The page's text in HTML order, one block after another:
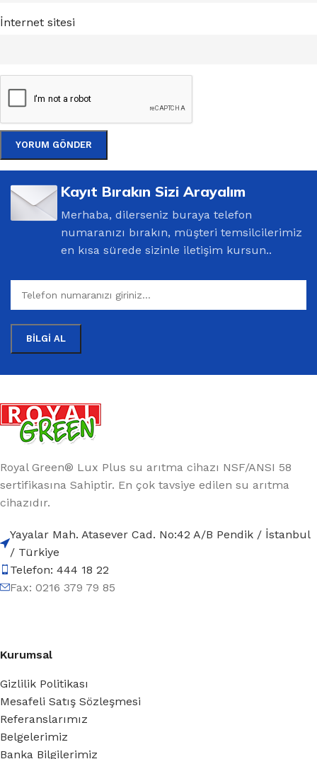
İnternet sitesi
Kayıt Bırakın Sizi Arayalım
Merhaba, dilerseniz buraya telefon
numaranızı bırakın, müşteri temsilcilerimiz
en kısa sürede sizinle iletişim kursun..
Royal Green® Lux Plus su arıtma cihazı NSF/ANSI 58
sertifikasına Sahiptir. En çok tavsiye edilen su arıtma
cihazıdır.
Yayalar Mah. Atasever Cad. No:42 A/B Pendik / İstanbul
/ Türkiye
Telefon: 444 18 22
Fax: 0216 379 79 85
Kurumsal
Gizlilik Politikası
Mesafeli Satış Sözleşmesi
Referanslarımız
Belgelerimiz
Banka Bilgilerimiz